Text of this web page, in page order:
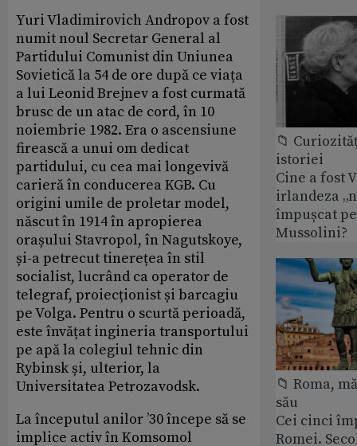
Yuri Vladimirovich Andropov a fost
numit noul Secretar General al
Partidului Comunist din Uniunea
Sovietică la 54 de ore după ce viața
a lui Leonid Brejnev a fost curmată
brusc de un atac de cord, în 10
noiembrie 1982. Era o ascensiune
firească a unui om dedicat
partidului, cu cea mai longevivă
carieră în conducerea KGB. Cu
origini umile de proletar model,
născut în 1914 în apropierea
orașului Stavropol, în Nagutskoye,
și-a petrecut tinerețea în stil
socialist, lucrând ca operator de
telegraf, proiecționist și barcagiu
pe Volga. Pentru o scurtă perioadă,
este învățat ingineria transportului
pe apă la colegiul tehnic din
Rybinsk și, ulterior, la
Universitatea Petrozavodsk.
La începutul anilor ’30 începe să se
implice activ în Komsomol
📁
istoriei
Cine a fost
irlandeza
împușcat
Mussolini?
📁 Roma,
său
Cei cinci
Romei.